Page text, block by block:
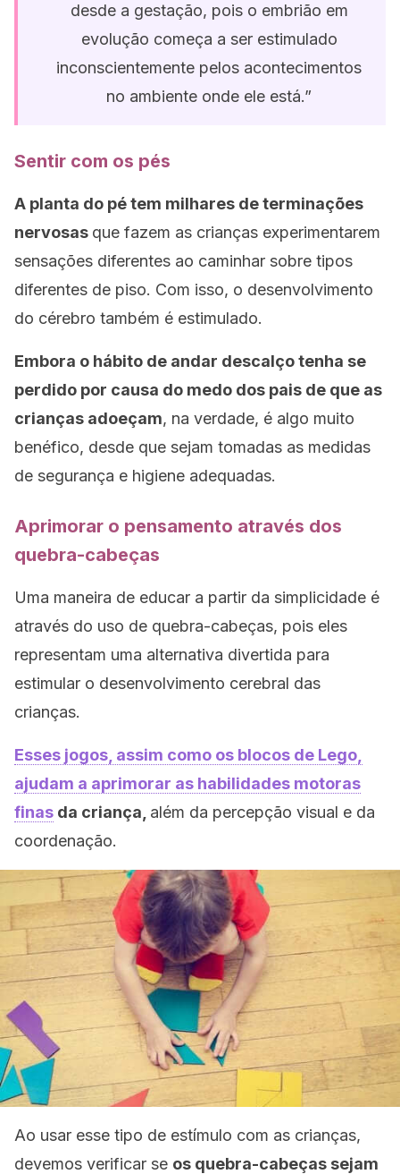
desde a gestação, pois o embrião em
evolução começa a ser estimulado
inconscientemente pelos acontecimentos
no ambiente onde ele está.”
Sentir com os pés
A planta do pé tem milhares de terminações
nervosas que fazem as crianças experimentarem
sensações diferentes ao caminhar sobre tipos
diferentes de piso. Com isso, o desenvolvimento
do cérebro também é estimulado.
Embora o hábito de andar descalço tenha se
perdido por causa do medo dos pais de que as
crianças adoeçam, na verdade, é algo muito
benéfico, desde que sejam tomadas as medidas
de segurança e higiene adequadas.
Aprimorar o pensamento através dos
quebra-cabeças
Uma maneira de educar a partir da simplicidade é
através do uso de quebra-cabeças, pois eles
representam uma alternativa divertida para
estimular o desenvolvimento cerebral das
crianças.
Esses jogos, assim como os blocos de Lego,
ajudam a aprimorar as habilidades motoras
finas da criança, além da percepção visual e da
coordenação.
Ao usar esse tipo de estímulo com as crianças,
devemos verificar se os quebra-cabeças sejam